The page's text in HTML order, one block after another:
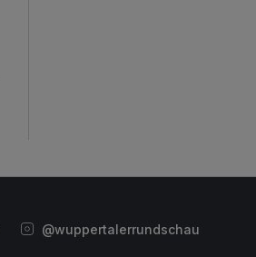
@wuppertalerrundschau